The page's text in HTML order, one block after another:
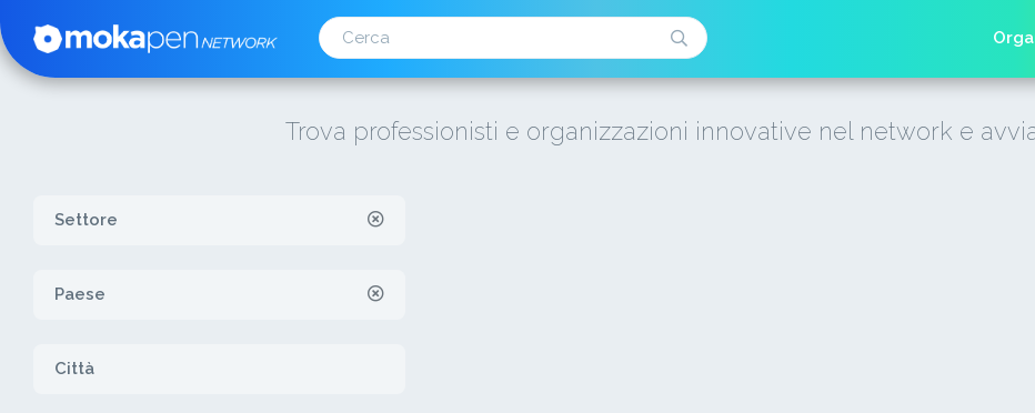
Trova professionisti e organizzazioni innovative nel network e
Settore
Paese
Città